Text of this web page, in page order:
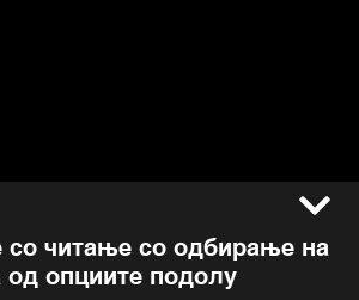
со читање со одбирање на
од опциите подолу
Facebook
Instagram